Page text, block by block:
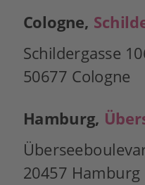
Cologne,
Schildergasse
50677 Cologne
Hamburg,
20457 Hamburg